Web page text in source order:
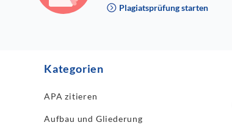
Plagiatsprüfung starten
Kategorien
APA zitieren
Aufbau und Gliederung